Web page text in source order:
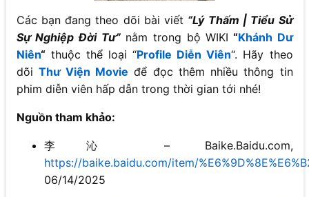
Các bạn đang theo dõi bài viết “Lý Thấm | Tiểu Sử
Sự Nghiệp Đời Tư”nằm trong bộ WIKI “Khánh Dư
Niên“thuộc thể loại “Profile Diễn Viên“. Hãy theo
dõi Thư Viện Movie để đọc thêm nhiều thông tin
phim diễn viên hấp dẫn trong thời gian tới nhé!
Nguồn tham khảo:
李沁 – Baike.Baidu.com,
https://baike.baidu.com/item/
06/14/2025